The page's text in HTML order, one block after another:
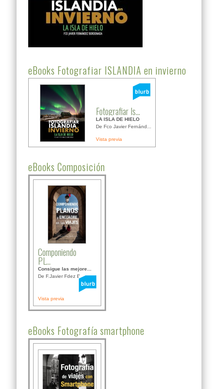
eBooks Fotografiar ISLANDIA en invierno
Fotografiar Is...
LA ISLA DE HIELO
De Fco Javier Fernánd...
Vista previa
eBooks Composición
Componiendo
PL...
Consigue las mejore...
De F.Javier Fdez Bor...
Vista previa
eBooks Fotografía smartphone